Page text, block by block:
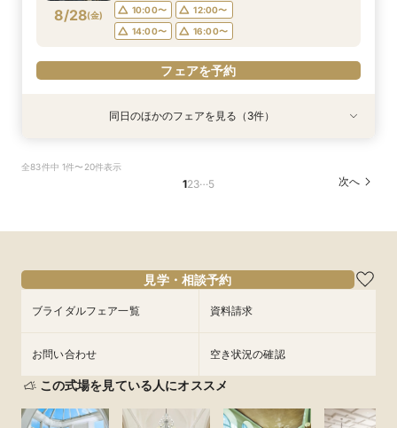
フェアを予約
フェアを予約
18:00〜
8/28(金) 10:00〜
12:00〜
14:00〜
16:00〜
フェアを予約
8/28
級編フェア＞来店・登録不要！オンライン結婚相
談フェアでふたりの理想をイメージ♪
11:00〜
フェアを予約
特典あり
8/28
会場内覧×二人に合わせてなんでも相談
特典あり
8/28
もてなすステイリゾートWD◇特選牛の絶品試食
&見学当日の送迎特典付フェア《1件目来館で！ギ
10:00〜
12:00〜
18:00〜
フェアを予約
同日のほかのフェアを見る（3件）
全83件中 1件〜20件表示
123…5 次へ
見学・相談予約
ブライダルフェア一覧 資料請求
お問い合わせ 空き状況の確認
この式場を見ている人にオススメ